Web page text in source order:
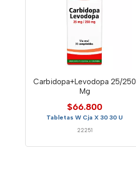
Carbidopa+Levodopa 25/250
Mg
$66.800
Tabletas W Cja X 30 30 U
22251